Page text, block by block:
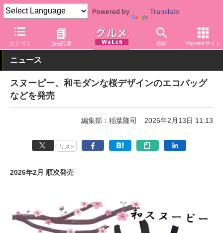
Powered by Translate
カテゴリ 過去記事 検索 Impressサイト
グルメ Watch 関連商品 グッズ バッグ・ポーチ
ニュース
スヌーピー、和モダンな桜デザインのエコバッグ
などを発売
編集部：稲葉隆司 2026年2月13日 11:13
リスト
2026年2月 順次発売